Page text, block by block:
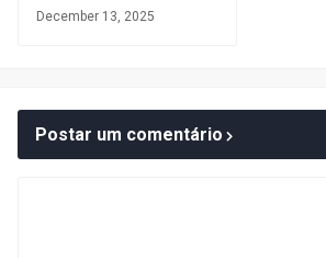
December 13, 2025
Postar um comentário